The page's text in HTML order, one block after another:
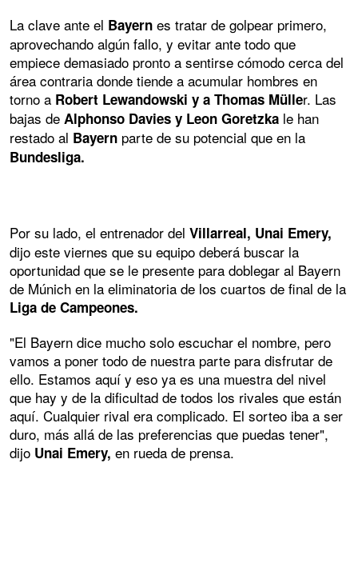
La clave ante el Bayern es tratar de golpear primero,
aprovechando algún fallo, y evitar ante todo que
empiece demasiado pronto a sentirse cómodo cerca del
área contraria donde tiende a acumular hombres en
torno a Robert Lewandowski y a Thomas Müller. Las
bajas de Alphonso Davies y Leon Goretzka le han
restado al Bayern parte de su potencial que en la
Bundesliga.
Por su lado, el entrenador del Villarreal, Unai Emery,
dijo este viernes que su equipo deberá buscar la
oportunidad que se le presente para doblegar al Bayern
de Múnich en la eliminatoria de los cuartos de final de la
Liga de Campeones.
"El Bayern dice mucho solo escuchar el nombre, pero
vamos a poner todo de nuestra parte para disfrutar de
ello. Estamos aquí y eso ya es una muestra del nivel
que hay y de la dificultad de todos los rivales que están
aquí. Cualquier rival era complicado. El sorteo iba a ser
duro, más allá de las preferencias que puedas tener",
dijo Unai Emery, en rueda de prensa.